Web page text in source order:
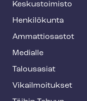
Keskustoimisto
Henkilökunta
Ammattiosastot
Medialle
Talousasiat
Vi­kail­moi­tuk­set